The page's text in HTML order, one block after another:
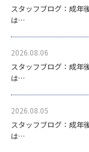
スタッフブログ：成年
は…
2026.08.06
スタッフブログ：成年
は…
2026.08.05
スタッフブログ：成年
は…